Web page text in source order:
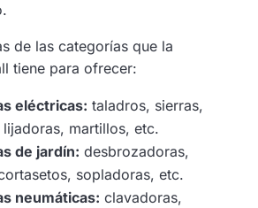
de las categorías que la
tiene para ofrecer:
eléctricas: taladros, sierras,
martillos, etc.
de jardín: desbrozadoras,
sopladoras, etc.
neumáticas: clavadoras,